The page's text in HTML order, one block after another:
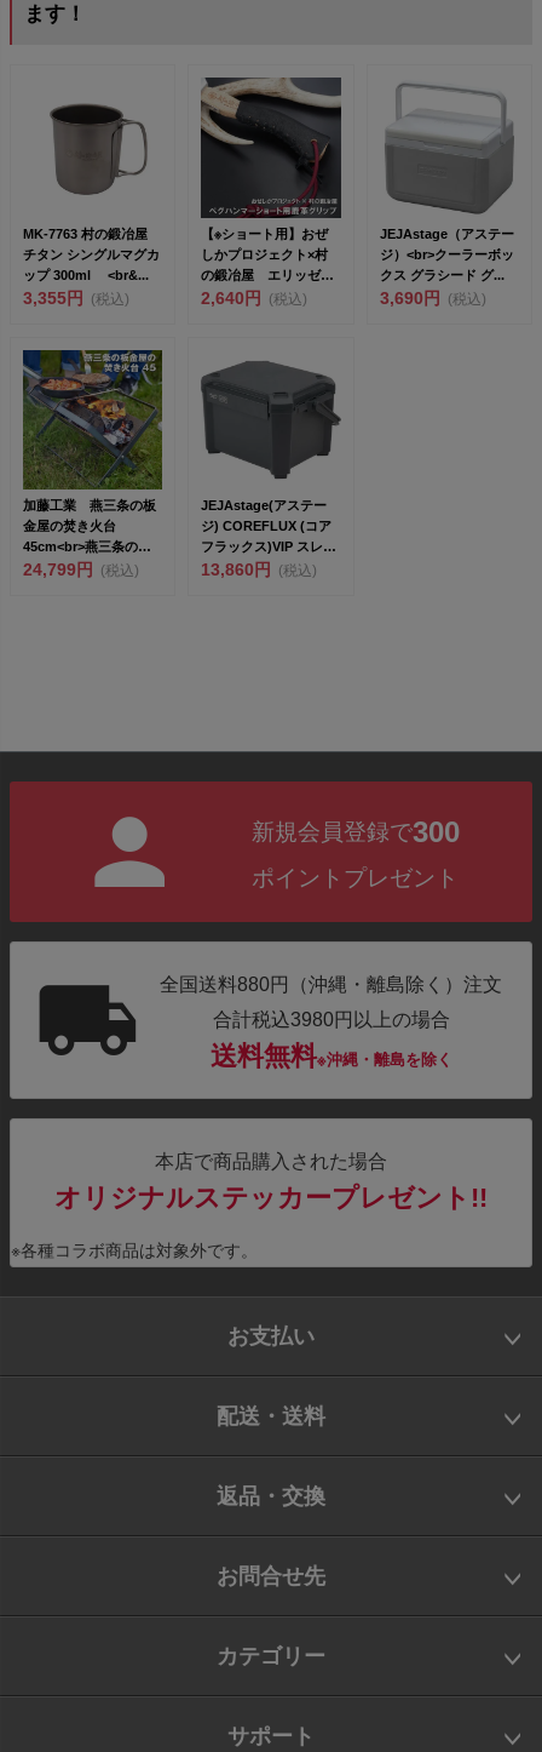
ます！
MK-7763 村の鍛冶屋
チタン シングルマグカ
ップ 300ml <br&...
3,355円 (税込)
【※ショート用】おぜ
しかプロジェクト×村
の鍛冶屋 エリッゼス
テークアルティメット
2,640円 (税込)
JEJAstage（アステー
ジ）<br>クーラーボッ
クス グラシード グ...
3,690円 (税込)
加藤工業 燕三条の板
金屋の焚き火台
45cm<br>燕三条の町
工場が作る...
24,799円 (税込)
JEJAstage(アステー
ジ) COREFLUX (コア
フラックス)VIP スレ
ー...
13,860円 (税込)
新規会員登録で300
ポイントプレゼント
全国送料880円（沖縄・離島除く）注文
合計税込3980円以上の場合
送料無料※沖縄・離島を除く
本店で商品購入された場合
オリジナルステッカープレゼント!!
※各種コラボ商品は対象外です。
お支払い
配送・送料
返品・交換
お問合せ先
カテゴリー
サポート